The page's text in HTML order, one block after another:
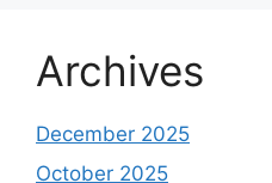
Archives
December 2025
October 2025